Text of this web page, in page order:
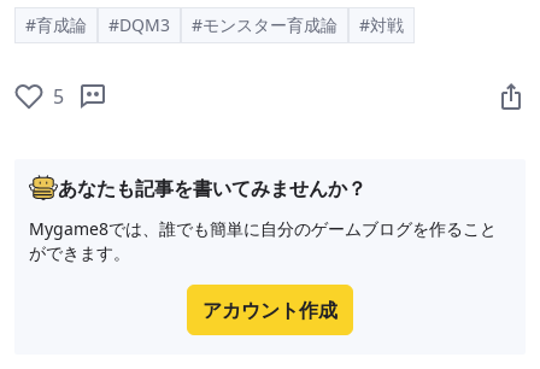
#育成論 #DQM3 #モンスター育成論 #対戦
5
あなたも記事を書いてみませんか？
Mygame8では、誰でも簡単に自分のゲームブログを作ること
ができます。
アカウント作成